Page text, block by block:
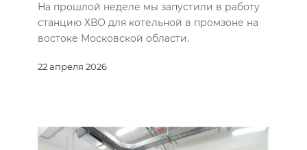
22 апреля 2026
На прошлой неделе мы запустили в работу
станцию ХВО для котельной в промзоне на
востоке Московской области.